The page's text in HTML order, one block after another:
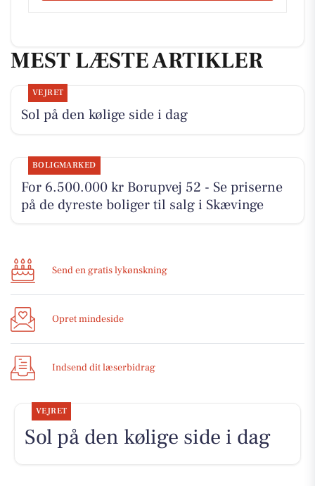
MEST LÆSTE ARTIKLER
VEJRET
Sol på den kølige side i dag
BOLIGMARKED
For 6.500.000 kr Borupvej 52 - Se priserne
på de dyreste boliger til salg i Skævinge
Send en gratis lykønskning
Opret mindeside
Indsend dit læserbidrag
VEJRET
Sol på den kølige side i dag